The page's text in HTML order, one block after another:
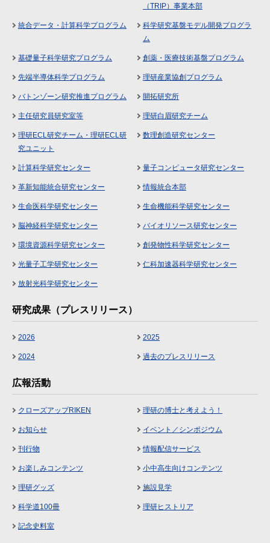
（TRIP）事業本部
統合データ・計算科学プログラム
科学研究基盤モデル開発プログラ
ム
基礎量子科学研究プログラム 創薬・医療技術基盤プログラム
先端半導体科学プログラム 理研産業協創プログラム
バトンゾーン研究推進プログラム 開拓研究所
主任研究員研究室等 理研白眉研究チーム
理研ECL研究チーム・理研ECL研
究ユニット
数理創造研究センター
計算科学研究センター 量子コンピュータ研究センター
革新知能統合研究センター 情報統合本部
生命医科学研究センター 生命機能科学研究センター
脳神経科学研究センター バイオリソース研究センター
環境資源科学研究センター 創発物性科学研究センター
光量子工学研究センター 仁科加速器科学研究センター
放射光科学研究センター
研究成果（プレスリリース）
2026 2025
2024 過去のプレスリリース
広報活動
クローズアップRIKEN 理研の博士と考えよう！
お知らせ イベント／シンポジウム
刊行物 情報配信サービス
お楽しみコンテンツ 小中高生向けコンテンツ
理研グッズ 施設見学
科学道100冊 理研ヒストリア
記念史料室